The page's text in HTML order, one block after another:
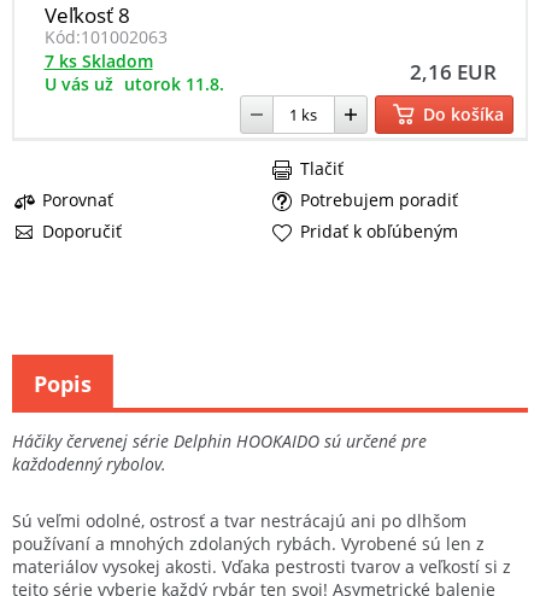
Veľkosť 8
Kód:101002063
2,16 EUR
7 ks Skladom
U vás už utorok 11.8.
Do košíka
Porovnať
Potrebujem poradiť
Doporučiť
Tlačiť
Pridať k obľúbeným
Háčiky červenej série Delphin HOOKAIDO sú určené pre
každodenný rybolov.
Sú veľmi odolné, ostrosť a tvar nestrácajú ani po dlhšom
používaní a mnohých zdolaných rybách. Vyrobené sú len z
materiálov vysokej akosti. Vďaka pestrosti tvarov a veľkostí si z
tejto série vyberie každý rybár ten svoj! Asymetrické balenie
Popis